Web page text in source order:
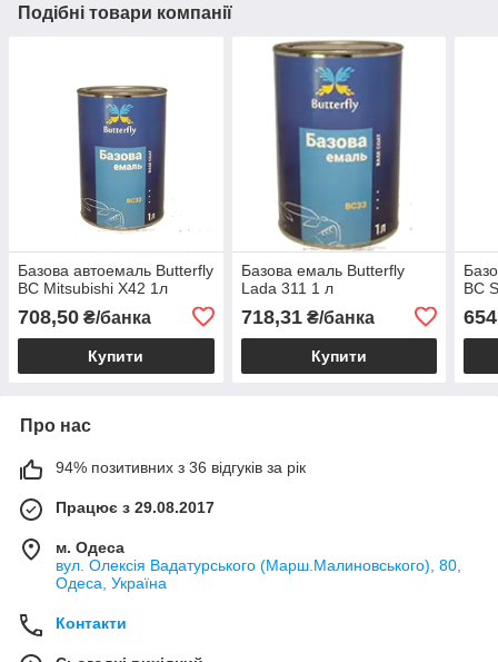
Подібні товари компанії
Базова автоемаль Butterfly
BC Mitsubishi X42 1л
708,50 ₴/банка
Купити
Базова емаль Butterfly
Lada 311 1 л
718,31₴/банка
Купити
BC
654
Про нас
94% позитивних з 36 відгуків за рік
Працює з 29.08.2017
м. Одеса
вул. Олексія Вадатурського (Марш.Малиновського), 80,
Одеса, Україна
Контакти